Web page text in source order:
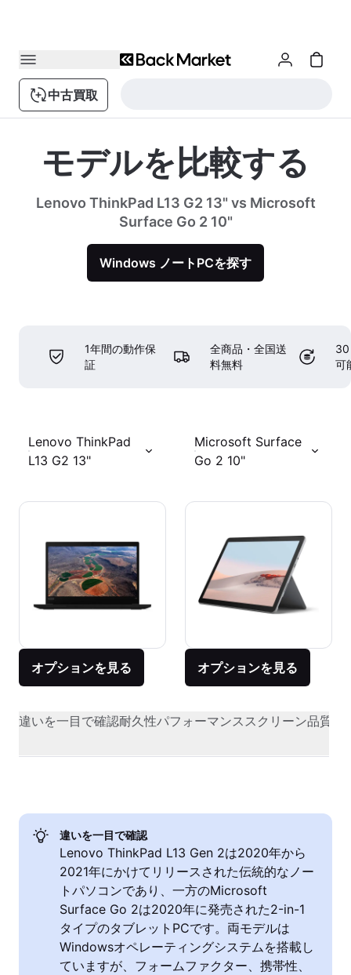
中古買取
モデルを比較する
Lenovo ThinkPad L13 G2 13" vs Microsoft
Surface Go 2 10"
Windows ノートPCを探す
1年間の動作保
証
全商品・全国送
料無料
30
可
Lenovo ThinkPad
L13 G2 13"
Microsoft Surface
Go 2 10"
オプションを見る オプションを見る
違いを一目で確認耐久性パフォーマンススクリーン品質
違いを一目で確認
Lenovo ThinkPad L13 Gen 2は2020年から
2021年にかけてリリースされた伝統的なノー
トパソコンであり、一方のMicrosoft
Surface Go 2は2020年に発売された2-in-1
タイプのタブレットPCです。両モデルは
Windowsオペレーティングシステムを搭載し
ていますが、フォームファクター、携帯性、